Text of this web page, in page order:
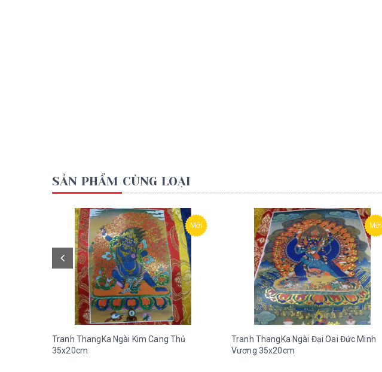
SẢN PHẨM CÙNG LOẠI
Mới
Tranh ThangKa Ngài Kim Cang Thủ
35x20cm
Mới
Tranh ThangKa Ngài Đại Oai Đức Minh
Vương 35x20cm